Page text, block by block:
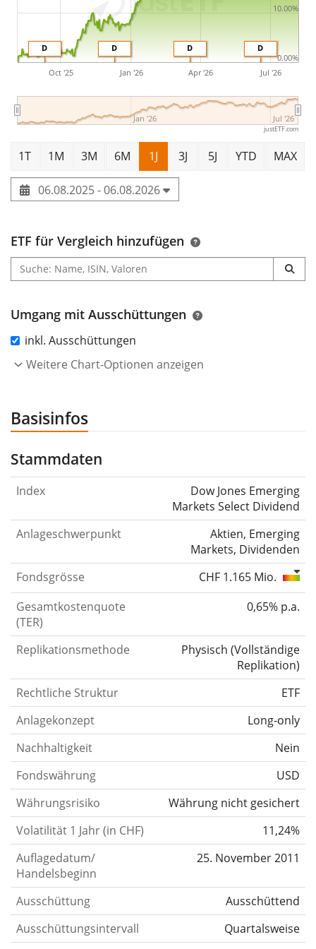
D
D
D
D
Oct '25 Jan '26 Apr '26 Jul '26
Jan '26 Jul '26
0.00%
10.00%
justETF.com
1T 1M 3M 6M 1J 3J 5J YTD MAX
06.08.2025 - 06.08.2026
ETF für Vergleich hinzufügen
Umgang mit Ausschüttungen
inkl. Ausschüttungen
Weitere Chart-Optionen anzeigen
Basisinfos
Stammdaten
Index
Dow Jones Emerging
Markets Select Dividend
Anlageschwerpunkt
Aktien, Emerging
Markets, Dividenden
Fondsgrösse
CHF 1.165 Mio.
Gesamtkostenquote
(TER)
0,65% p.a.
Replikationsmethode Physisch (Vollständige
Replikation)
Rechtliche Struktur
ETF
Anlagekonzept
Long-only
Nachhaltigkeit
Nein
Fondswährung
USD
Währungsrisiko
Währung nicht gesichert
Volatilität 1 Jahr (in CHF)
11,24%
Auflagedatum/
Handelsbeginn
25. November 2011
Ausschüttung
Ausschüttend
Ausschüttungsintervall
Quartalsweise